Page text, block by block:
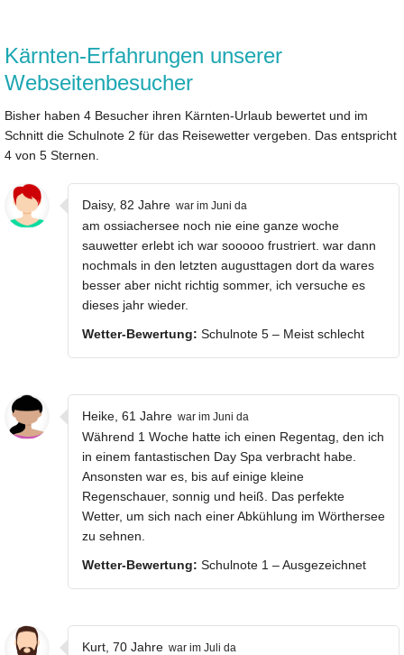
Kärnten-Erfahrungen unserer
Webseitenbesucher
Bisher haben 4 Besucher ihren Kärnten-Urlaub bewertet und im
Schnitt die Schulnote 2 für das Reisewetter vergeben. Das entspricht
4 von 5 Sternen.
Daisy, 82 Jahre war im Juni da
am ossiachersee noch nie eine ganze woche
sauwetter erlebt ich war sooooo frustriert. war dann
nochmals in den letzten augusttagen dort da wares
besser aber nicht richtig sommer, ich versuche es
dieses jahr wieder.
Wetter-Bewertung: Schulnote 5 – Meist schlecht
Heike, 61 Jahre war im Juni da
Während 1 Woche hatte ich einen Regentag, den ich
in einem fantastischen Day Spa verbracht habe.
Ansonsten war es, bis auf einige kleine
Regenschauer, sonnig und heiß. Das perfekte
Wetter, um sich nach einer Abkühlung im Wörthersee
zu sehnen.
Wetter-Bewertung: Schulnote 1 – Ausgezeichnet
Kurt, 70 Jahre war im Juli da